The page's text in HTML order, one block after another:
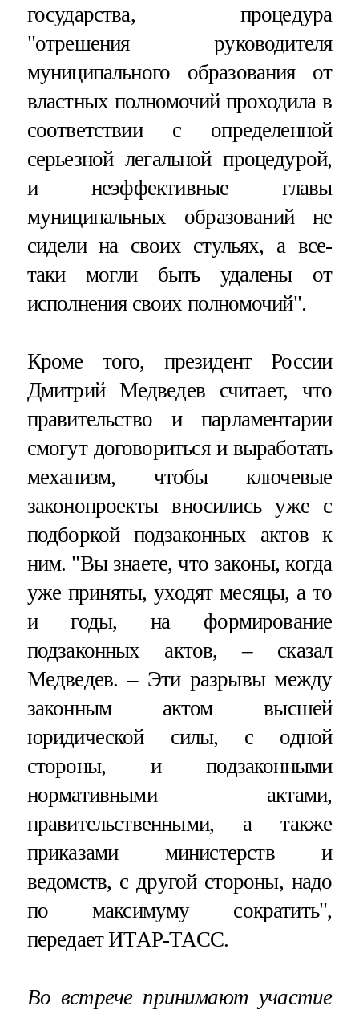
государства, процедура
"отрешения руководителя
муниципального образования от
властных полномочий проходила в
соответствии с определенной
серьезной легальной процедурой,
и неэффективные главы
муниципальных образований не
сидели на своих стульях, а все-
таки могли быть удалены от
исполнения своих полномочий".
Кроме того, президент России
Дмитрий Медведев считает, что
правительство и парламентарии
смогут договориться и выработать
механизм, чтобы ключевые
законопроекты вносились уже с
подборкой подзаконных актов к
ним. "Вы знаете, что законы, когда
уже приняты, уходят месяцы, а то
и годы, на формирование
подзаконных актов, – сказал
Медведев. – Эти разрывы между
законным актом высшей
юридической силы, с одной
стороны, и подзаконными
нормативными актами,
правительственными, а также
приказами министерств и
ведомств, с другой стороны, надо
по максимуму сократить",
передает ИТАР-ТАСС.
Во встрече принимают участие